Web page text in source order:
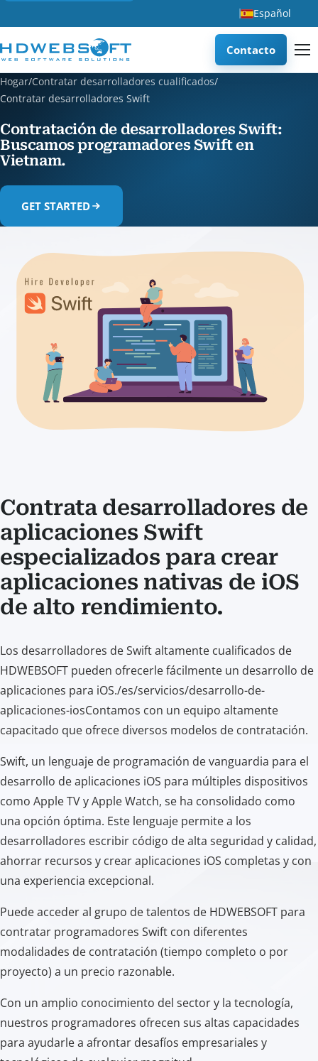
Español
Contacto
Hogar/Contratar desarrolladores cualificados/
Contratar desarrolladores Swift
Contratación de desarrolladores Swift:
Buscamos programadores Swift en
Vietnam.
GET STARTED
Contrata desarrolladores de
aplicaciones Swift
especializados para crear
aplicaciones nativas de iOS
de alto rendimiento.
Los desarrolladores de Swift altamente cualificados de
HDWEBSOFT pueden ofrecerle fácilmente un desarrollo de
aplicaciones para iOS./es/servicios/desarrollo-de-
aplicaciones-iosContamos con un equipo altamente
capacitado que ofrece diversos modelos de contratación.
Swift, un lenguaje de programación de vanguardia para el
desarrollo de aplicaciones iOS para múltiples dispositivos
como Apple TV y Apple Watch, se ha consolidado como
una opción óptima. Este lenguaje permite a los
desarrolladores escribir código de alta seguridad y calidad,
ahorrar recursos y crear aplicaciones iOS completas y con
una experiencia excepcional.
Puede acceder al grupo de talentos de HDWEBSOFT para
contratar programadores Swift con diferentes
modalidades de contratación (tiempo completo o por
proyecto) a un precio razonable.
Con un amplio conocimiento del sector y la tecnología,
nuestros programadores ofrecen sus altas capacidades
para ayudarle a afrontar desafíos empresariales y